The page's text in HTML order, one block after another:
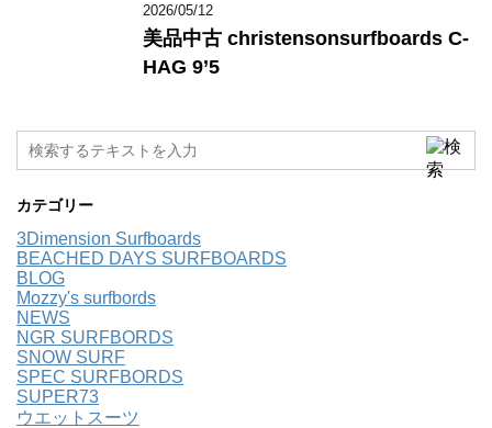
2026/05/12
美品中古 christensonsurfboards C-
HAG 9’5
カテゴリー
3Dimension Surfboards
BEACHED DAYS SURFBOARDS
BLOG
Mozzy's surfbords
NEWS
NGR SURFBORDS
SNOW SURF
SPEC SURFBORDS
SUPER73
ウエットスーツ